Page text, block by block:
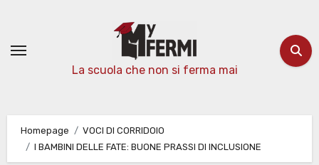
contenuto
La scuola che non si ferma mai
Homepage
VOCI DI CORRIDOIO
I BAMBINI DELLE FATE: BUONE PRASSI DI INCLUSIONE